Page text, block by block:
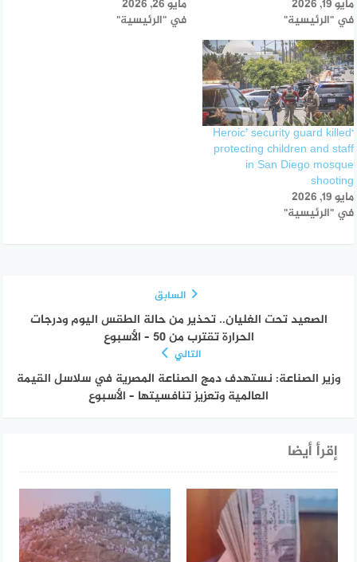
مايو 19, 2026
في "الرئيسية"
مايو 26, 2026
في "الرئيسية"
‘Heroic’ security guard killed
protecting children and staff
in San Diego mosque
shooting
مايو 19, 2026
في "الرئيسية"
السابق
الصعيد تحت الغليان.. تحذير من حالة الطقس اليوم ودرجات
الحرارة تقترب من 50 – الأسبوع
التالي
وزير الصناعة: نستهدف دمج الصناعة المصرية في سلاسل القيمة
العالمية وتعزيز تنافسيتها – الأسبوع
إقرأ أيضا